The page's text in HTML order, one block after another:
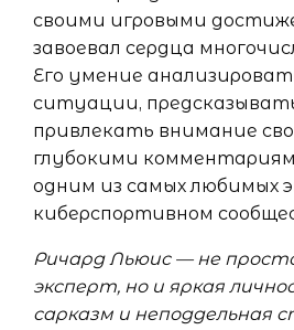
своими игровыми
завоевал сердца
Его умение
ситуации,
привлекать внимание
глубокими
одним из самых любимых
киберспортивном
Ричард Льюис — не
эксперт, но и яркая
сарказм и неподдельная